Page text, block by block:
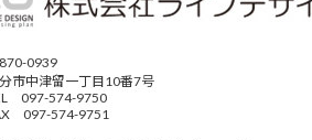
0939
市中津留一丁目10番7号
097-574-9750
097-574-9751